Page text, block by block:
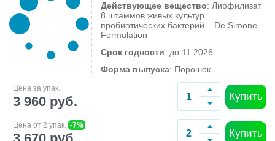
Действующее вещество: Лиофилизат
8 штаммов живых культур
пробиотических бактерий – De Simone
Formulation
Срок годности: до 11.2026
Форма выпуска: Порошок
Цена за упак.
3 960 руб. Купить
Цена от 2 упак. -7%
Купить